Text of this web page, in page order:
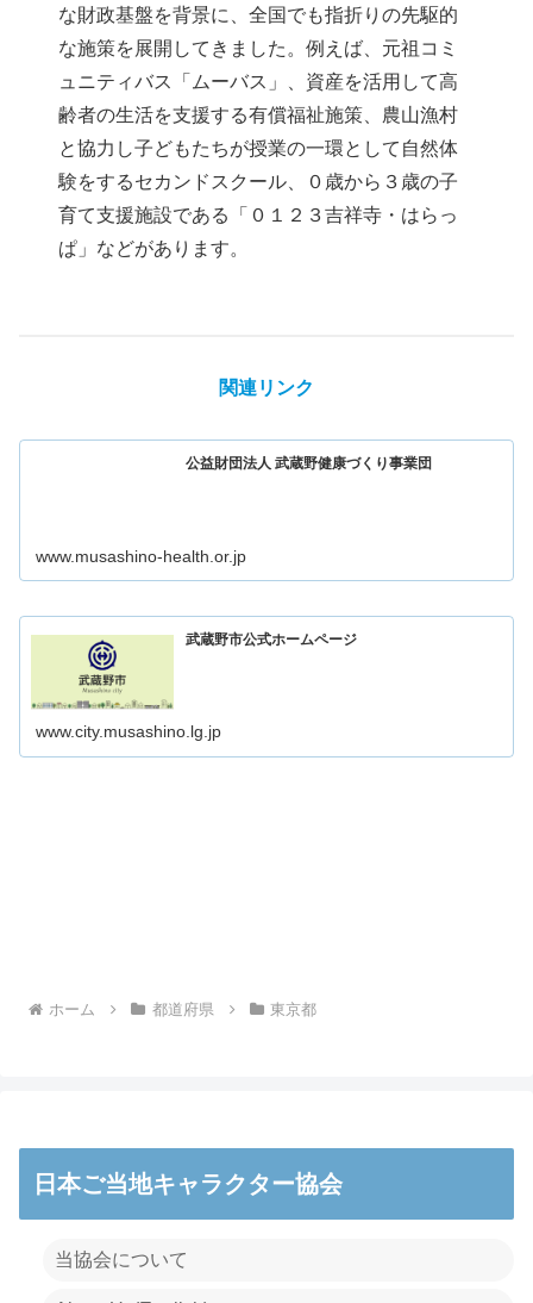
な財政基盤を背景に、全国でも指折りの先駆的
な施策を展開してきました。例えば、元祖コミ
ュニティバス「ムーバス」、資産を活用して高
齢者の生活を支援する有償福祉施策、農山漁村
と協力し子どもたちが授業の一環として自然体
験をするセカンドスクール、０歳から３歳の子
育て支援施設である「０１２３吉祥寺・はらっ
ぱ」などがあります。
関連リンク
公益財団法人 武蔵野健康づくり事業団
www.musashino-health.or.jp
武蔵野市公式ホームページ
www.city.musashino.lg.jp
ホーム 都道府県 東京都
日本ご当地キャラクター協会
当協会について